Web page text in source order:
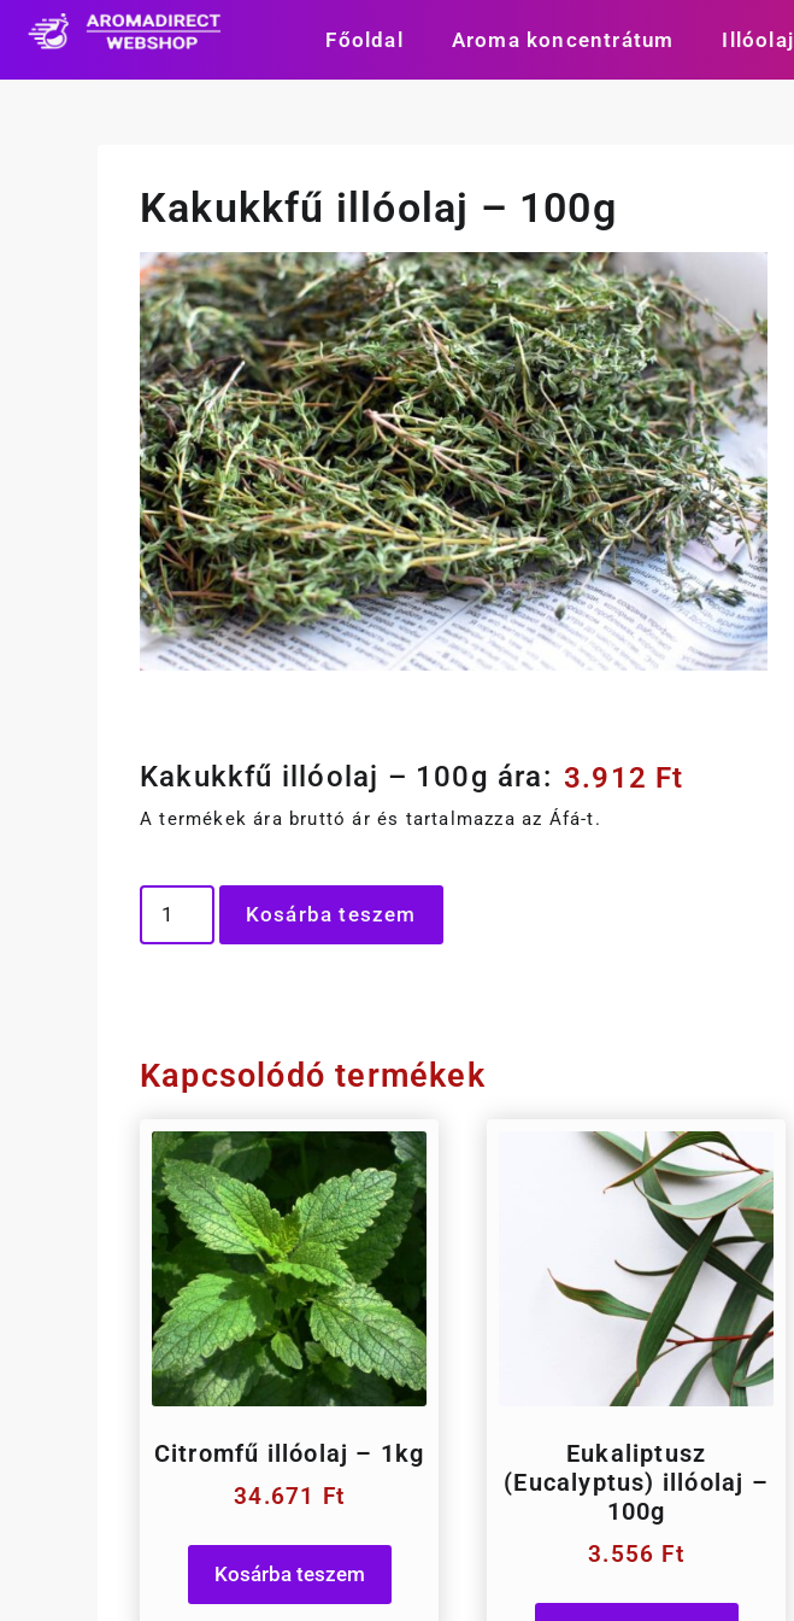
Főoldal Aroma koncentrátum Illóolaj
Kakukkfű illóolaj – 100g
Kakukkfű illóolaj – 100g ára: 3.912 Ft
A termékek ára bruttó ár és tartalmazza az Áfá-t.
Kosárba teszem
Kapcsolódó termékek
Citromfű illóolaj – 1kg
34.671 Ft
Kosárba teszem
Eukaliptusz
(Eucalyptus) illóolaj –
100g
3.556 Ft